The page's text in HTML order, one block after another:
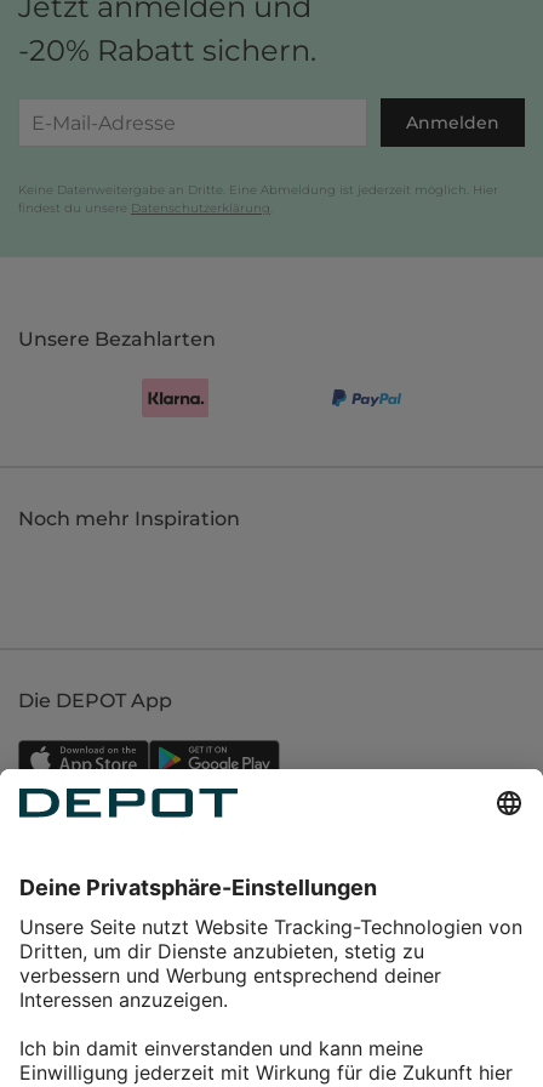
-20% Rabatt sichern.
Anmelden
Keine Datenweitergabe an Dritte. Eine Abmeldung ist jederzeit möglich. Hier
findest du unsere Datenschutzerklärung
Unsere Bezahlarten
Noch mehr Inspiration
Die DEPOT App
Service
Über DEPOT
Kontakt